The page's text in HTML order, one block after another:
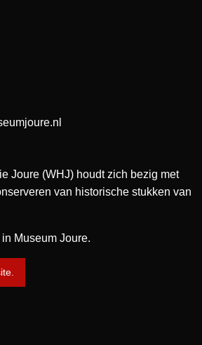
Joure (WHJ) houdt zich bezig met
van historische stukken van
Museum Joure.